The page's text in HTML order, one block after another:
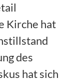
Kirche hat
des
hat sich